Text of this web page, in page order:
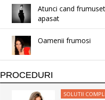
Atunci cand
apasat
Oamenii frumosi
PROCEDURI
SOLUTII